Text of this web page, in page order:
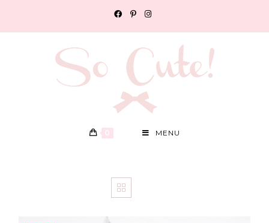
0 MENU